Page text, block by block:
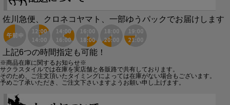
佐川急便、クロネコヤマト、一部ゆうパックでお届けします
上記6つの時間指定も可能！
※商品在庫に関するお知らせ※
サクラスタイルでは在庫を実店舗と各販路で共有しております。
そのため、ご注文頂いたタイミングによっては在庫がない場合もございます。
予めご了承いただき、ご注文下さいますようお願い申し上げます。